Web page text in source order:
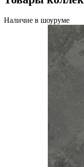
Наличие в шоуруме